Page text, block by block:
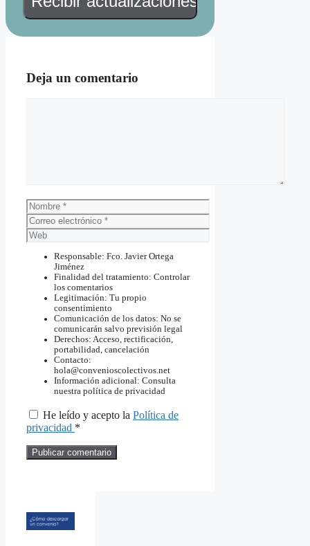
Deja un comentario
Nombre
Correo
electrónico
Web
Responsable: Fco. Javier Ortega
Jiménez
Finalidad del tratamiento: Controlar
los comentarios
Legitimación: Tu propio
consentimiento
Comunicación de los datos: No se
comunicarán salvo previsión legal
Derechos: Acceso, rectificación,
portabilidad, cancelación
Contacto:
hola@convenioscolectivos.net
Información adicional: Consulta
nuestra política de privacidad
He leído y acepto la Política de
privacidad *